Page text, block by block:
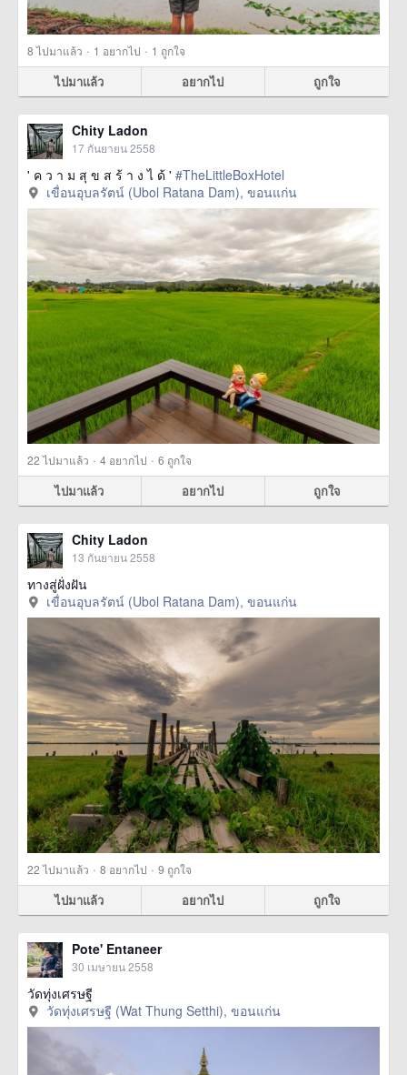
8ไปมาแล้ว · 1 อยากไป · 1 ถูกใจ
ไปมาแล้ว อยากไป ถูกใจ
Chity Ladon
17 กันยายน 2558
' ค ว า ม สุ ข ส ร้ า ง ไ ด้ ' #TheLittleBoxHotel
เขื่อนอุบลรัตน์ (Ubol Ratana Dam), ขอนแก่น
22ไปมาแล้ว · 4 อยากไป · 6 ถูกใจ
ไปมาแล้ว อยากไป ถูกใจ
Chity Ladon
13 กันยายน 2558
ทางสู่ฝั่งฝัน
เขื่อนอุบลรัตน์ (Ubol Ratana Dam), ขอนแก่น
22ไปมาแล้ว · 8 อยากไป · 9 ถูกใจ
ไปมาแล้ว อยากไป ถูกใจ
Pote' Entaneer
30 เมษายน 2558
วัดทุ่งเศรษฐี
วัดทุ่งเศรษฐี (Wat Thung Setthi), ขอนแก่น